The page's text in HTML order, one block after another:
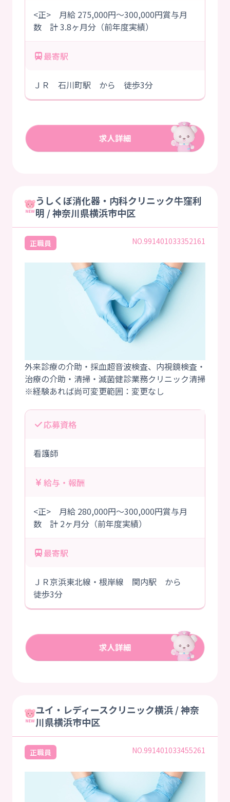
<正> 月給 275,000円～300,000円賞与月
数 計 3.8ヶ月分（前年度実績）
最寄駅
ＪＲ 石川町駅 から 徒歩3分
うしくぼ消化器・内科クリニック牛窪利
明 / 神奈川県横浜市中区
正職員 NO.991401033352161
外来診療の介助・採血超音波検査、内視鏡検査・
治療の介助・清掃・滅菌健診業務クリニック清掃
応募資格
看護師
給与・報酬
<正> 月給 280,000円～300,000円賞与月
数 計 2ヶ月分（前年度実績）
最寄駅
ＪＲ京浜東北線・根岸線 関内駅 から
徒歩3分
ユイ・レディースクリニック横浜 / 神奈
川県横浜市中区
正職員 NO.991401033455261